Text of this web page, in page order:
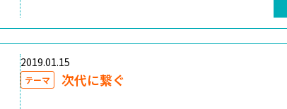
2019.01.15
テーマ 次代に繋ぐ